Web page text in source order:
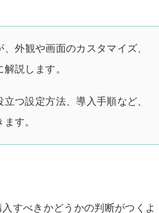
外観や画面のカスタマイズ、
説します。
つ設定方法、導入手順など、
す。
すべきかどうかの判断がつくよ